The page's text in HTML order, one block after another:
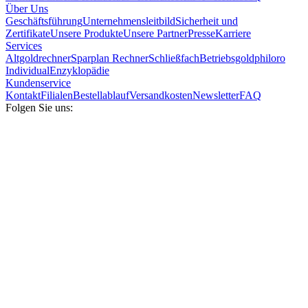
Über Uns
GeschäftsführungUnternehmensleitbildSicherheit und
ZertifikateUnsere ProdukteUnsere PartnerPresseKarriere
Services
AltgoldrechnerSparplan RechnerSchließfachBetriebsgoldphiloro
IndividualEnzyklopädie
Kundenservice
KontaktFilialenBestellablaufVersandkostenNewsletterFAQ
Folgen Sie uns: